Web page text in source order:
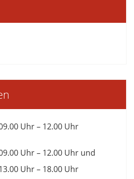
Uhr – 12.00 Uhr
Uhr – 12.00 Uhr und
Uhr – 18.00 Uhr